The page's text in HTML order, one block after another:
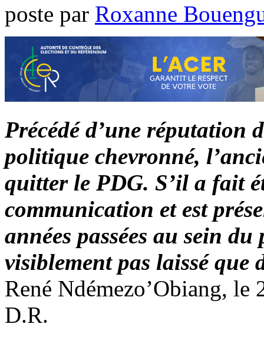
poste par Roxanne
Précédé d’une réputation
politique chevronné,
quitter le PDG. S’il a fait
communication et est
années passées au sein
visiblement pas laissé que
René Ndémezo’Obiang,
D.R.